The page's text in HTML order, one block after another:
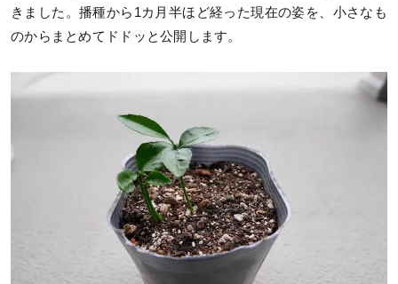
きました。播種から1カ月半ほど経った現在の姿を、小さなも
のからまとめてドドッと公開します。